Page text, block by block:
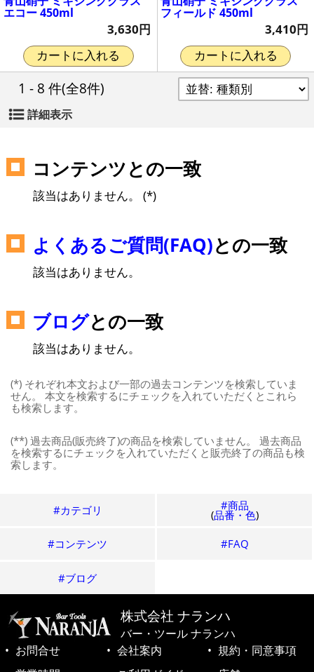
エコー 450ml
3,630円
カートに入れる
フィールド 450ml
3,410円
カートに入れる
1 - 8 件(全8件)
詳細表示
コンテンツとの一致
該当はありません。 (*)
よくあるご質問(FAQ)との一致
該当はありません。
ブログとの一致
該当はありません。
(*) それぞれ本文および一部の過去コンテンツを検索していま
せん。 本文を検索するにチェックを入れていただくとこれら
も検索します。
(**) 過去商品(販売終了)の商品を検索していません。 過去商品
を検索するにチェックを入れていただくと販売終了の商品も検
索します。
#カテゴリ #商品
(品番・色)
#コンテンツ #FAQ
#ブログ
株式会社 ナランハ
バー・ツール ナランハ
お問合せ
会社案内
規約・同意事項